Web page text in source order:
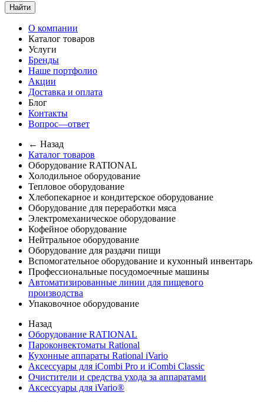
Найти
О компании
Каталог товаров
Услуги
Бренды
Наше портфолио
Акции
Доставка и оплата
Блог
Контакты
Вопрос—ответ
← Назад
Каталог товаров
Оборудование RATIONAL
Холодильное оборудование
Тепловое оборудование
Хлебопекарное и кондитерское оборудование
Оборудование для переработки мяса
Электромеханическое оборудование
Кофейное оборудование
Нейтральное оборудование
Оборудование для раздачи пищи
Вспомогательное оборудование и кухонный инвентарь
Профессиональные посудомоечные машины
Автоматизированные линии для пищевого
производства
Упаковочное оборудование
Назад
Оборудование RATIONAL
Пароконвектоматы Rational
Кухонные аппараты Rational iVario
Аксессуары для iCombi Pro и iCombi Classic
Очистители и средства ухода за аппаратами
Аксессуары для iVario®